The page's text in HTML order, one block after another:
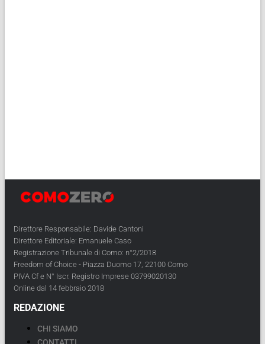
Direttore Responsabile: Davide Cantoni
Direttore Editoriale: Emanuele Caso
Registrazione Tribunale di Como: n°2/2018
Freedom of Choice - Piazza Duomo 17, 22100 Como
PIVA Cf e N° Iscr. Registro Imprese 03799020130
Online dal 14 febbraio 2018
REDAZIONE
CHI SIAMO